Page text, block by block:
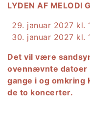
LYDEN AF MELODI
januar 2027 kl.
januar 2027 kl.
Det vil være
ovennævnte datoer
gange i og omkring
de to koncerter.